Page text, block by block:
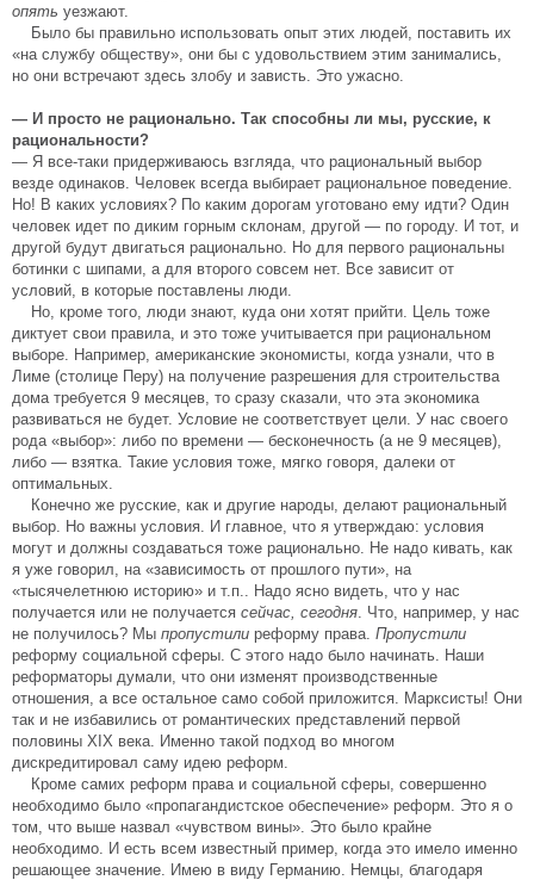
опять уезжают.
Было бы правильно использовать опыт этих людей, поставить их
«на службу обществу», они бы с удовольствием этим занимались,
но они встречают здесь злобу и зависть. Это ужасно.
— И просто не рационально. Так способны ли мы, русские, к
рациональности?
— Я все-таки придерживаюсь взгляда, что рациональный выбор
везде одинаков. Человек всегда выбирает рациональное поведение.
Но! В каких условиях? По каким дорогам уготовано ему идти? Один
человек идет по диким горным склонам, другой — по городу. И тот, и
другой будут двигаться рационально. Но для первого рациональны
ботинки с шипами, а для второго совсем нет. Все зависит от
условий, в которые поставлены люди.
Но, кроме того, люди знают, куда они хотят прийти. Цель тоже
диктует свои правила, и это тоже учитывается при рациональном
выборе. Например, американские экономисты, когда узнали, что в
Лиме (столице Перу) на получение разрешения для строительства
дома требуется 9 месяцев, то сразу сказали, что эта экономика
развиваться не будет. Условие не соответствует цели. У нас своего
рода «выбор»: либо по времени — бесконечность (а не 9 месяцев),
либо — взятка. Такие условия тоже, мягко говоря, далеки от
оптимальных.
Конечно же русские, как и другие народы, делают рациональный
выбор. Но важны условия. И главное, что я утверждаю: условия
могут и должны создаваться тоже рационально. Не надо кивать, как
я уже говорил, на «зависимость от прошлого пути», на
«тысячелетнюю историю» и т.п.. Надо ясно видеть, что у нас
получается или не получается сейчас, сегодня. Что, например, у нас
не получилось? Мы пропустили реформу права. Пропустили
реформу социальной сферы. С этого надо было начинать. Наши
реформаторы думали, что они изменят производственные
отношения, а все остальное само собой приложится. Марксисты! Они
так и не избавились от романтических представлений первой
половины XIX века. Именно такой подход во многом
дискредитировал саму идею реформ.
Кроме самих реформ права и социальной сферы, совершенно
необходимо было «пропагандистское обеспечение» реформ. Это я о
том, что выше назвал «чувством вины». Это было крайне
необходимо. И есть всем известный пример, когда это имело именно
решающее значение. Имею в виду Германию. Немцы, благодаря